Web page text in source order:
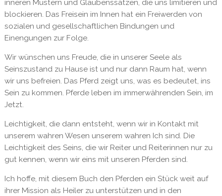
inneren Mustern und Glaubenssätzen, die uns limitieren und
blockieren. Das Freisein im Innen hat ein Freiwerden von
sozialen und gesellschaftlichen Bindungen und
Einengungen zur Folge.
Wir wünschen uns Freude, die in unserer Seele als
Seinszustand zu Hause ist und nur dann Raum hat, wenn
wir uns befreien. Das Pferd zeigt uns, was es bedeutet, ins
Sein zu kommen. Pferde leben im immerwährenden Sein, im
Jetzt.
Leichtigkeit, die dann entsteht, wenn wir in Kontakt mit
unserem wahren Wesen unserem wahren Ich sind. Die
Leichtigkeit des Seins, die wir Reiter und Reiterinnen nur zu
gut kennen, wenn wir eins mit unseren Pferden sind.
Ich hoffe, mit diesem Buch den Pferden ein Stück weit auf
ihrer Mission als Heiler zu unterstützen und in den